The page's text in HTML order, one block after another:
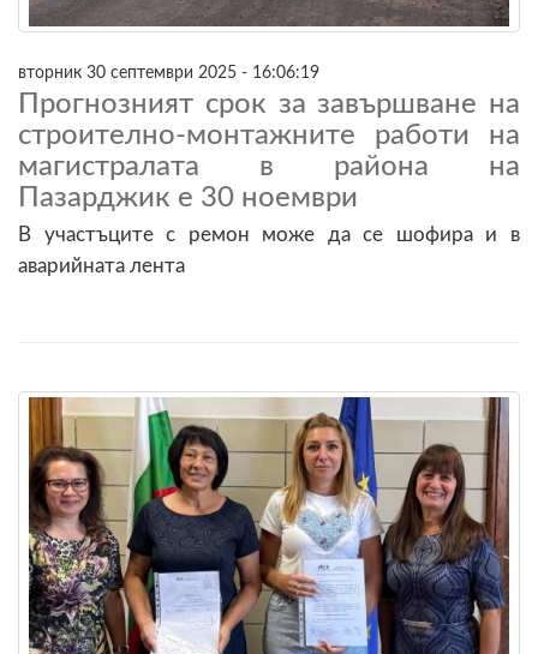
вторник 30 септември 2025 - 16:06:19
Прогнозният срок за завършване на
строително-монтажните работи на
магистралата в района на
Пазарджик е 30 ноември
В участъците с ремон може да се шофира и в
аварийната лента